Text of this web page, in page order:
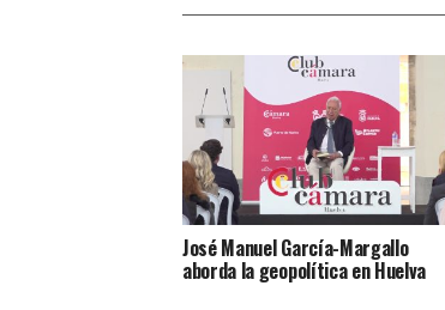
José Manuel García-Margallo
aborda la geopolítica en Huelva